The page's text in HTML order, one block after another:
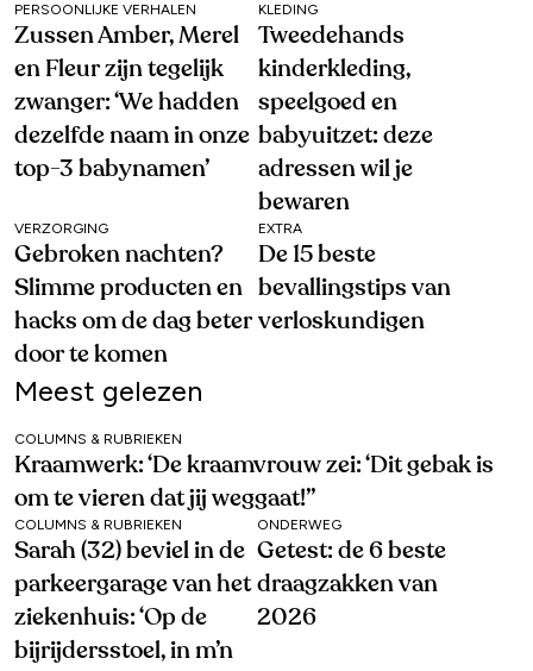
PERSOONLIJKE VERHALEN
Zussen Amber, Merel
en Fleur zijn tegelijk
zwanger: ‘We hadden
dezelfde naam in onze
top-3 babynamen’
KLEDING
Tweedehands
kinderkleding,
speelgoed en
babyuitzet: deze
adressen wil je
bewaren
VERZORGING
Gebroken nachten?
Slimme producten en
hacks om de dag beter
door te komen
EXTRA
De 15 beste
bevallingstips van
verloskundigen
Meest gelezen
COLUMNS & RUBRIEKEN
Kraamwerk: ‘De kraamvrouw zei: ‘Dit gebak is
om te vieren dat jij weggaat!’’
COLUMNS & RUBRIEKEN
Sarah (32) beviel in de
parkeergarage van het
ziekenhuis: ‘Op de
bijrijdersstoel, in m’n
ONDERWEG
Getest: de 6 beste
draagzakken van
2026